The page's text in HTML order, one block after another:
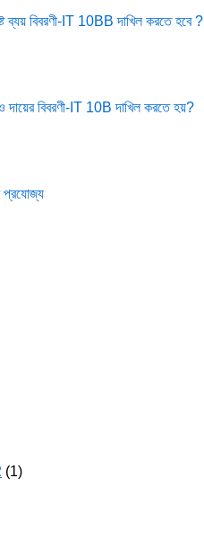
ব্যয় বিবরণী-IT 10BB দাখিল করতে হবে ?
বিবরণী-IT 10B দাখিল করতে হয়?
প্রযোজ্য
(1)